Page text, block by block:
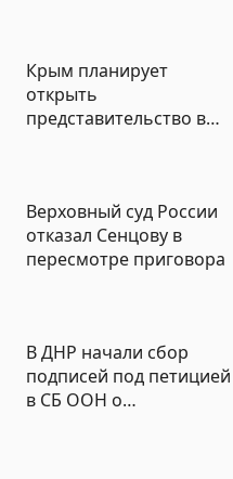
Крым планирует
открыть
представительство в
Верховный суд России
отказал Сенцову в
пересмотре приговора
В ДНР начали сбор
подписей под петицией
в СБ ООН о